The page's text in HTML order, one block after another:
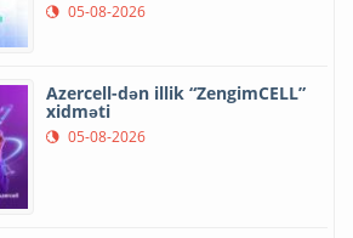
05-08-2026
Azercell-dən illik “ZengimCELL”
xidməti
05-08-2026